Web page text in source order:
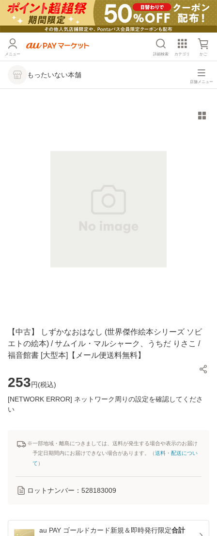
メニュー 詳細検索 カテゴリ かご
もったいない本舗
店舗メニュー
【中古】 しずかなおはなし (世界傑作絵本シリーズ ソビ
エトの絵本) / サムイル・マルシャーク、うちだ りさこ /
福音館書 [大型本]【メール便送料無料】
253円(税込)
[NETWORK ERROR] ネットワーク周りの設定を確認してくださ
い
※一部地域・離島につきましては、送料が発生する場合や表示のお届け
予定日期間内にお届けできない場合があります。（送料・配送につい
て ）
ロットナンバー： 528183009
au PAY ゴールドカード新規＆即時発行限定合計